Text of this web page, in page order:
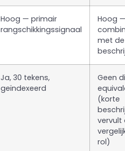
Hoog — primair
rangschikkingssignaal
Hoog
met de
Ja, 30 tekens,
geïndexeerd
Geen
(korte
vervult
rol)